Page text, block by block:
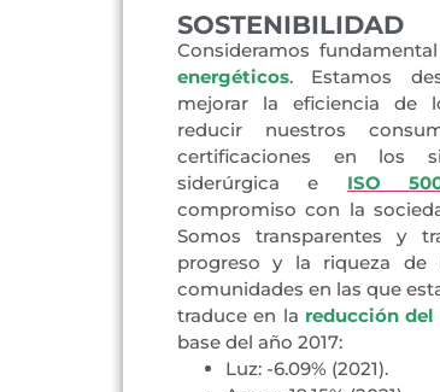
SOSTENIBILIDAD
Consideramos
energéticos. Estamos
mejorar la eficiencia de
reducir nuestros
certificaciones en los
siderúrgica e ISO
compromiso con la
Somos transparentes y
progreso y la riqueza de
comunidades en las que
traduce en la reducción del
base del año 2017:
Luz: -6.09% (2021).